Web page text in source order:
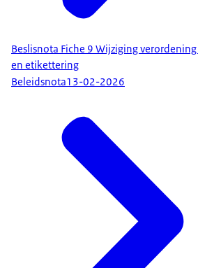
Beslisnota Fiche 9 Wijziging
en etikettering
Beleidsnota13-02-2026